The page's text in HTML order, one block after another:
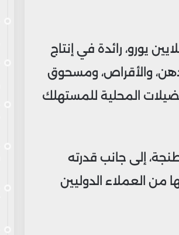
لوكار، التي تحقق مبيعات سنوية تبلغ نحو 6 ملايين يورو، رائدة في إنتاج
والأقراص، ومسحوق
المحلية للمستهلك
إلى جانب قدرته
من العملاء الدوليين